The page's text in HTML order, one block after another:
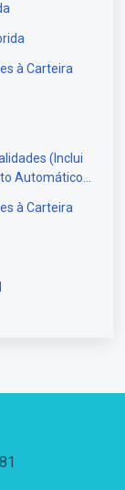
à Carteira
(Inclui
Automático
à Carteira